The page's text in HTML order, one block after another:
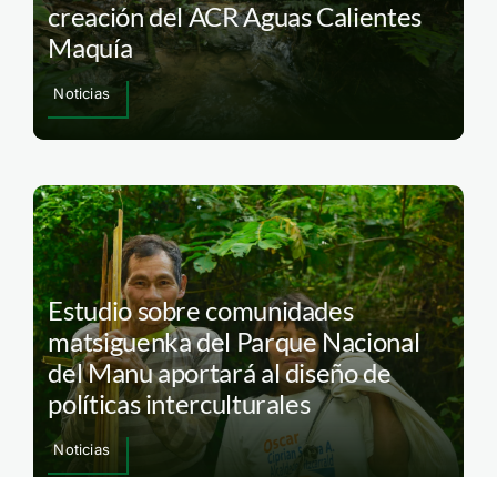
creación del ACR Aguas Calientes
Maquía
Noticias
Estudio sobre comunidades
matsiguenka del Parque Nacional
del Manu aportará al diseño de
políticas interculturales
Noticias